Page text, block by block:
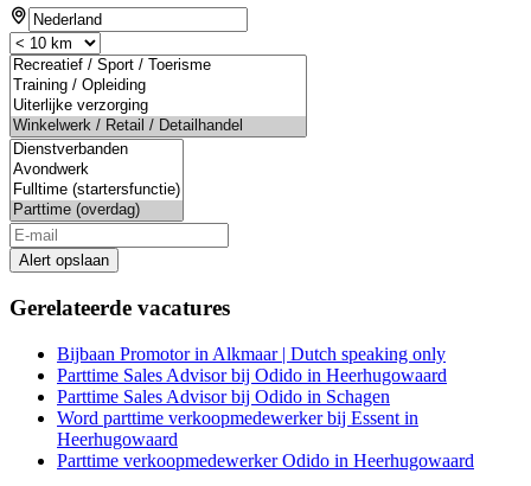
Alert opslaan
Gerelateerde vacatures
Bijbaan Promotor in Alkmaar | Dutch speaking only
Parttime Sales Advisor bij Odido in Heerhugowaard
Parttime Sales Advisor bij Odido in Schagen
Word parttime verkoopmedewerker bij Essent in
Heerhugowaard
Parttime verkoopmedewerker Odido in Heerhugowaard